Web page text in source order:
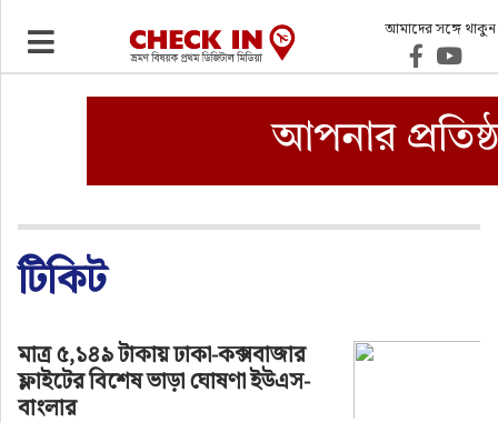
আমাদের সঙ্গে থাকুন
ভ্রমণ
ওটিএ
বিদেশযাত্রা
টিকিট
মাত্র ৫,১৪৯ টাকায় ঢাকা-কক্সবাজার
ফ্লাইটের বিশেষ ভাড়া ঘোষণা ইউএস-
বাংলার